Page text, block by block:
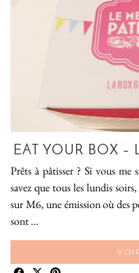
EAT YOUR BOX –
Prêts à pâtisser ? Si vous
savez que tous les lundis
sur M6, une émission où des
sont …